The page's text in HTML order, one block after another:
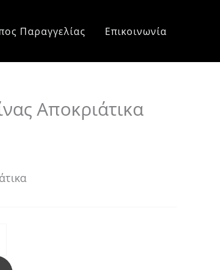
Παραγγελίας Επικοινωνία
Αποκριάτικα